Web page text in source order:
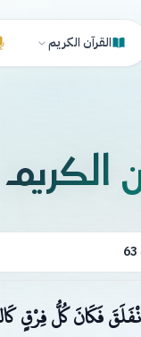
القرآن الكريم
الكريم
فَكَانَ كُلُّ فِرْقٍ